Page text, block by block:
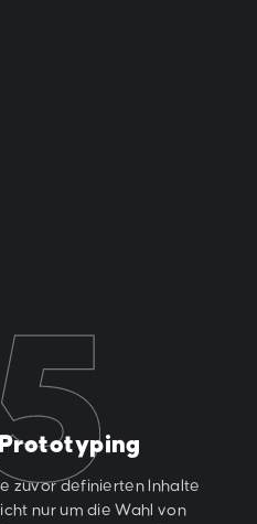
zuvor definierten Inhalte
nur um die Wahl von